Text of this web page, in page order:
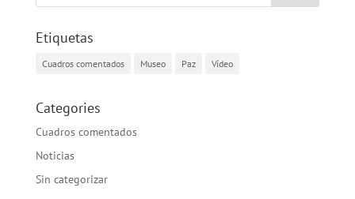
Etiquetas
Cuadros comentados Museo Paz Vídeo
Categories
Cuadros comentados
Noticias
Sin categorizar